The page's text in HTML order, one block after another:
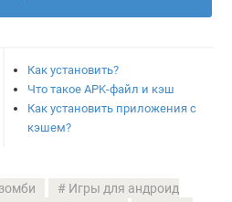
Как установить?
Что такое APK-файл и кэш
Как установить приложения с
кэшем?
Игры для андроид